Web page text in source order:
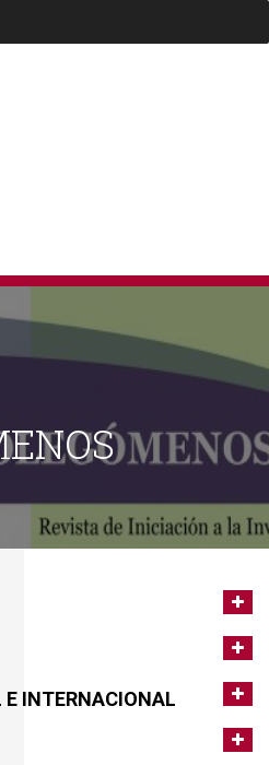
INTERNACIONAL